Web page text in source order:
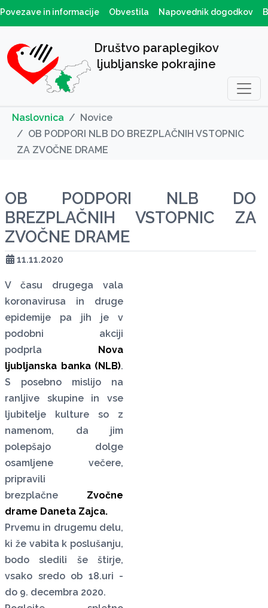
Povezave in informacije Obvestila Napovednik dogodkov
Društvo paraplegikov
ljubljanske pokrajine
Naslovnica
Novice
OB PODPORI NLB DO BREZPLAČNIH VSTOPNIC
ZA ZVOČNE DRAME
OB PODPORI NLB DO
BREZPLAČNIH VSTOPNIC ZA
ZVOČNE DRAME
11.11.2020
V času drugega vala
koronavirusa in druge
epidemije pa jih je v
podobni akciji
podprla
Nova
ljubljanska banka (NLB).
S posebno mislijo na
ranljive skupine in vse
ljubitelje kulture so z
namenom, da jim
polepšajo dolge
osamljene večere,
pripravili
brezplačne Zvočne
drame Daneta Zajca.
Prvemu in drugemu delu,
ki že vabita k poslušanju,
bodo sledili še štirje,
vsako sredo ob 18.uri -
do 9. decembra 2020.